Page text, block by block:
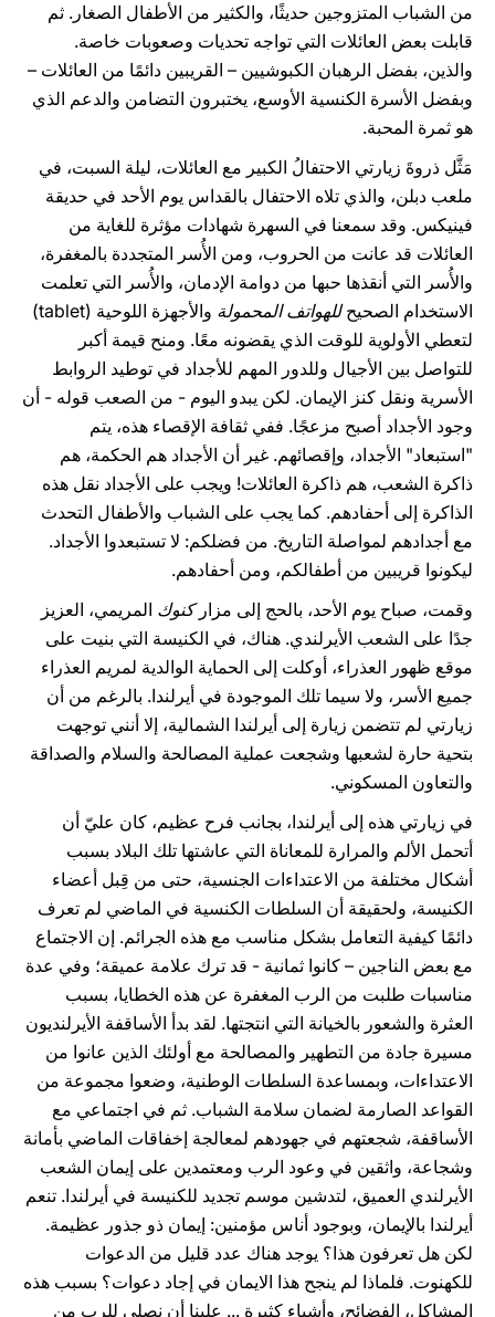
من الشباب المتزوجين حديثًا، والكثير من الأطفال الصغار. ثم
قابلت بعض العائلات التي تواجه تحديات وصعوبات خاصة.
والذين، بفضل الرهبان الكبوشيين – القريبين دائمًا من العائلات –
وبفضل الأسرة الكنسية الأوسع، يختبرون التضامن والدعم الذي
هو ثمرة المحبة.
مَثَّل ذروةَ زيارتي الاحتفالُ الكبير مع العائلات، ليلة السبت، في
ملعب دبلن، والذي تلاه الاحتفال بالقداس يوم الأحد في حديقة
فينيكس. وقد سمعنا في السهرة شهادات مؤثرة للغاية من
العائلات قد عانت من الحروب، ومن الأُسر المتجددة بالمغفرة،
والأُسر التي أنقذها حبها من دوامة الإدمان، والأُسر التي تعلمت
الاستخدام الصحيحللهواتف المحمولة
والأجهزة اللوحية (tablet‎)
لتعطي الأولوية للوقت الذي يقضونه معًا. ومنح قيمة أكبر
للتواصل بين الأجيال وللدور المهم للأجداد في توطيد الروابط
الأسرية ونقل كنز الإيمان. لكن يبدو اليوم - من الصعب قوله - أن
وجود الأجداد أصبح مزعجًا. ففي ثقافة الإقصاء هذه، يتم
"استبعاد" الأجداد، وإقصائهم. غير أن الأجداد هم الحكمة، هم
ذاكرة الشعب، هم ذاكرة العائلات! ويجب على الأجداد نقل هذه
الذاكرة إلى أحفادهم. كما يجب على الشباب والأطفال التحدث
مع أجدادهم لمواصلة التاريخ. من فضلكم: لا تستبعدوا الأجداد.
ليكونوا قريبين من أطفالكم، ومن أحفادهم.
وقمت، صباح يوم الأحد، بالحج إلى مزاركنوك المريمي، العزيز
جدًا على الشعب الأيرلندي. هناك، في الكنيسة التي بنيت على
موقع ظهور العذراء، أوكلت إلى الحماية الوالدية لمريم العذراء
جميع الأسر، ولا سيما تلك الموجودة في أيرلندا. بالرغم من أن
زيارتي لم تتضمن زيارة إلى أيرلندا الشمالية، إلا أنني توجهت
بتحية حارة لشعبها وشجعت عملية المصالحة والسلام والصداقة
والتعاون المسكوني.
في زيارتي هذه إلى أيرلندا، بجانب فرح عظيم، كان عليّ أن
أتحمل الألم والمرارة للمعاناة التي عاشتها تلك البلاد بسبب
أشكال مختلفة من الاعتداءات الجنسية، حتى من قِبل أعضاء
الكنيسة، ولحقيقة أن السلطات الكنسية في الماضي لم تعرف
دائمًا كيفية التعامل بشكل مناسب مع هذه الجرائم. إن الاجتماع
مع بعض الناجين – كانوا ثمانية - قد ترك علامة عميقة؛ وفي عدة
مناسبات طلبت من الرب المغفرة عن هذه الخطايا، بسبب
العثرة والشعور بالخيانة التي انتجتها. لقد بدأ الأساقفة الأيرلنديون
مسيرة جادة من التطهير والمصالحة مع أولئك الذين عانوا من
الاعتداءات، وبمساعدة السلطات الوطنية، وضعوا مجموعة من
القواعد الصارمة لضمان سلامة الشباب. ثم في اجتماعي مع
الأساقفة، شجعتهم في جهودهم لمعالجة إخفاقات الماضي بأمانة
وشجاعة، واثقين في وعود الرب ومعتمدين على إيمان الشعب
الأيرلندي العميق، لتدشين موسم تجديد للكنيسة في أيرلندا. تنعم
أيرلندا بالإيمان، وبوجود أناس مؤمنين: إيمان ذو جذور عظيمة.
لكن هل تعرفون هذا؟ يوجد هناك عدد قليل من الدعوات
للكهنوت. فلماذا لم ينجح هذا الايمان في إجاد دعوات؟ بسبب هذه
المشاكل، الفضائح، وأشياء كثيرة ... علينا أن نصلي للرب من